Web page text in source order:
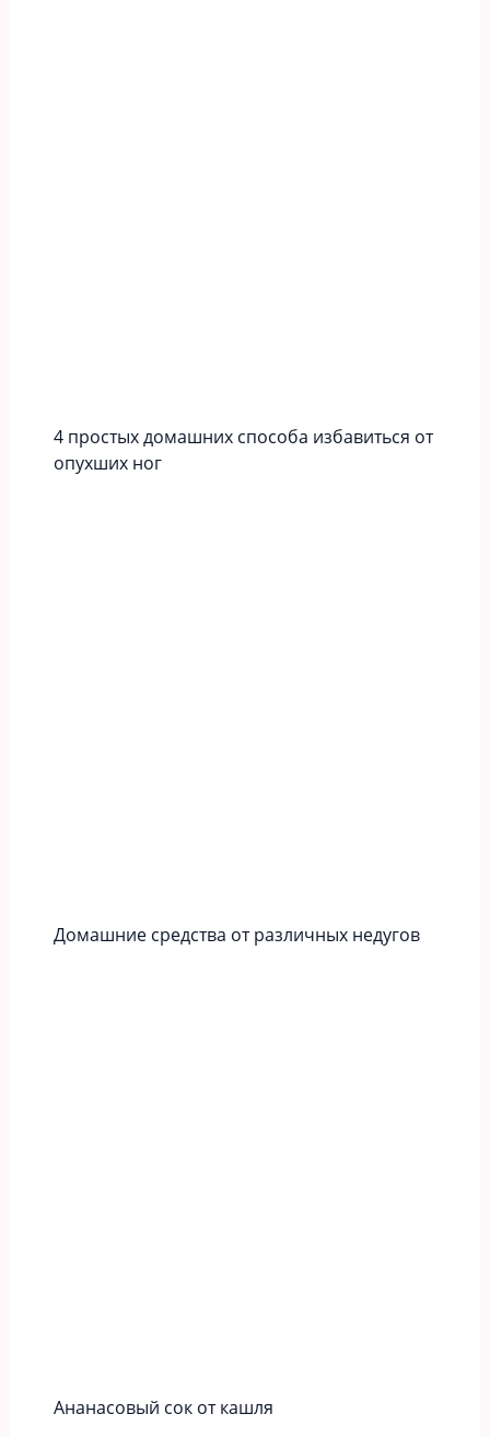
4 простых домашних способа избавиться от
опухших ног
Домашние средства от различных недугов
Ананасовый сок от кашля